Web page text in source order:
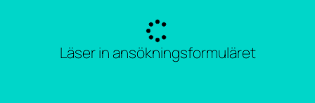
Läser in ansökningsformuläret